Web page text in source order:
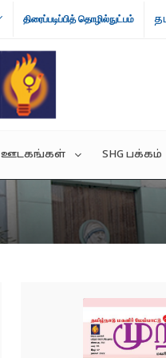
திரைப்படிப்பித் தொழில்நுட்பம்
ஊடகங்கள் SHG பக்கம்